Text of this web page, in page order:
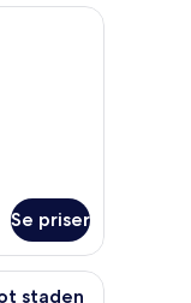
på rummet, skrivbord
Se priser
bagageställ.
ett stort fönster som
staden